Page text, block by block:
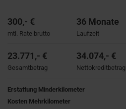
300,- €
mtl. Rate brutto
36 Monate
Laufzeit
23.771,- €
Gesamtbetrag
34.074,- €
Nettokreditbetrag
Erstattung Minderkilometer
Kosten Mehrkilometer